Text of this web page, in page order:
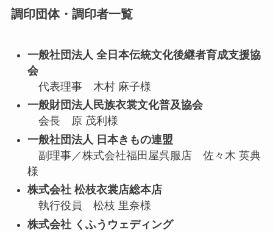
調印団体・調印者一覧
一般社団法人 全日本伝統文化後継者育成支援協
会
代表理事 木村 麻子様
一般財団法人民族衣裳文化普及協会
会長 原 茂利様
一般社団法人 日本きもの連盟
副理事／株式会社福田屋呉服店 佐々木 英典
様
株式会社 松枝衣裳店総本店
執行役員 松枝 里奈様
株式会社 くふうウェディング